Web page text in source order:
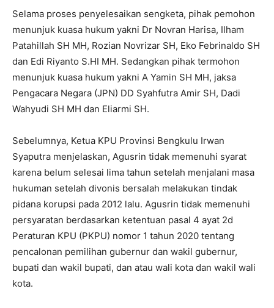
Selama proses penyelesaikan sengketa, pihak pemohon
menunjuk kuasa hukum yakni Dr Novran Harisa, Ilham
Patahillah SH MH, Rozian Novrizar SH, Eko Febrinaldo SH
dan Edi Riyanto S.HI MH. Sedangkan pihak termohon
menunjuk kuasa hukum yakni A Yamin SH MH, jaksa
Pengacara Negara (JPN) DD Syahfutra Amir SH, Dadi
Wahyudi SH MH dan Eliarmi SH.
Sebelumnya, Ketua KPU Provinsi Bengkulu Irwan
Syaputra menjelaskan, Agusrin tidak memenuhi syarat
karena belum selesai lima tahun setelah menjalani masa
hukuman setelah divonis bersalah melakukan tindak
pidana korupsi pada 2012 lalu. Agusrin tidak memenuhi
persyaratan berdasarkan ketentuan pasal 4 ayat 2d
Peraturan KPU (PKPU) nomor 1 tahun 2020 tentang
pencalonan pemilihan gubernur dan wakil gubernur,
bupati dan wakil bupati, dan atau wali kota dan wakil wali
kota.